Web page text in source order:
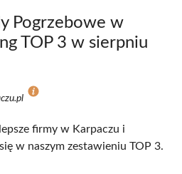
Pogrzebowe w
TOP 3 w sierpniu
firmy w Karpaczu i
w naszym zestawieniu TOP 3.